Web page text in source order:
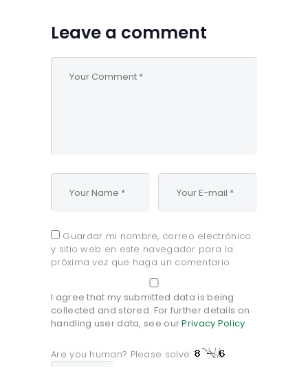
Leave a comment
Guardar mi nombre, correo electrónico
y sitio web en este navegador para la
próxima vez que haga un comentario.
I agree that my submitted data is being
collected and stored. For further details on
handling user data, see ourPrivacy Policy
Are you human? Please solve: